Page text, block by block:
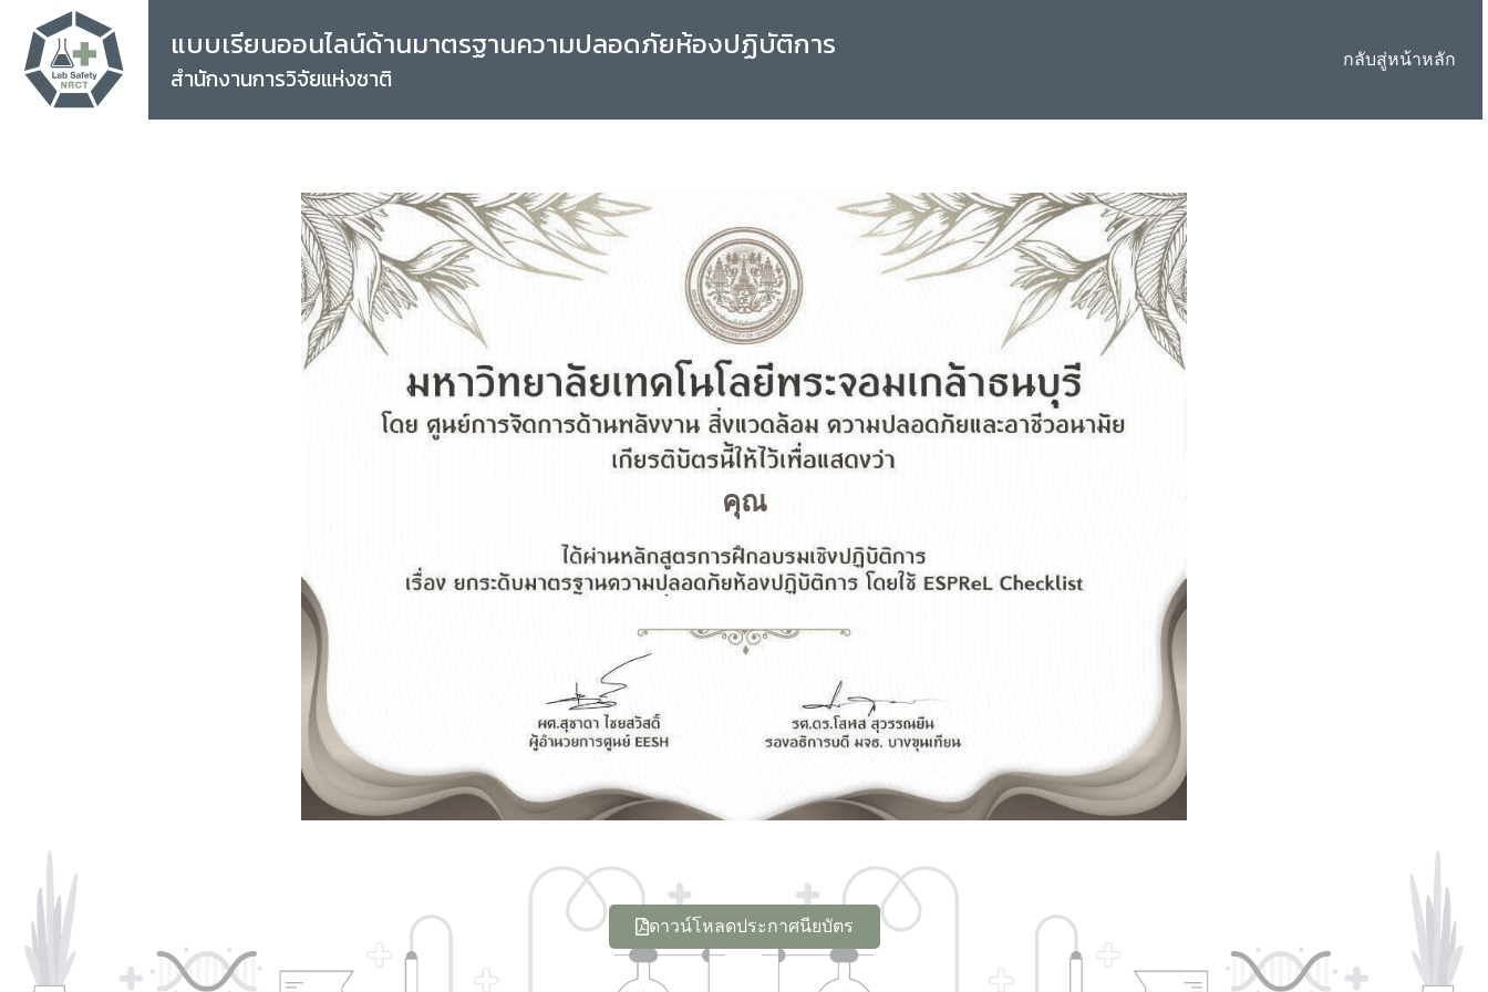
แบบเรียนออนไลน์ด้านมาตรฐานความปลอดภัยห้องปฏิบัติการ
สำนักงานการวิจัยแห่งชาติ
กลับสู่หน้าหลัก
คุณ
ดาวน์โหลดประกาศนียบัตร